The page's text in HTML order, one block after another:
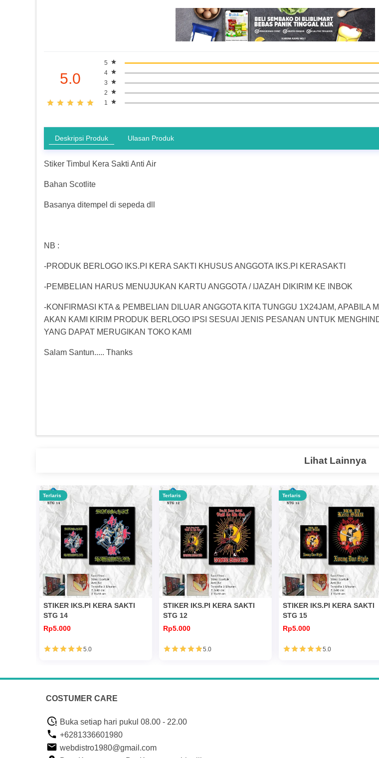
5.0
5
4
3
2
1
Deskripsi Produk Ulasan Produk
Stiker Timbul Kera Sakti Anti Air
Bahan Scotlite
Basanya ditempel di sepeda dll
NB :
-PRODUK BERLOGO IKS.PI KERA SAKTI KHUSUS ANGGOTA IKS.PI KERASAKTI
-PEMBELIAN HARUS MENUJUKAN KARTU ANGGOTA / IJAZAH DIKIRIM KE INBOK
-KONFIRMASI KTA & PEMBELIAN DILUAR ANGGOTA KITA TUNGGU 1X24JAM, APABILA
AKAN KAMI KIRIM PRODUK BERLOGO IPSI SESUAI JENIS PESANAN UNTUK
YANG DAPAT MERUGIKAN TOKO KAMI
Salam Santun..... Thanks
Lihat Lainnya
Terlaris
STIKER IKS.PI KERA SAKTI
STG 14
Rp5.000
5.0
Terlaris
STIKER IKS.PI KERA SAKTI
STG 12
Rp5.000
5.0
Terlaris
STIKER IKS.PI KERA SAKTI
STG 15
Rp5.000
5.0
COSTUMER CARE
Buka setiap hari pukul 08.00 - 22.00
+6281336601980
webdistro1980@gmail.com